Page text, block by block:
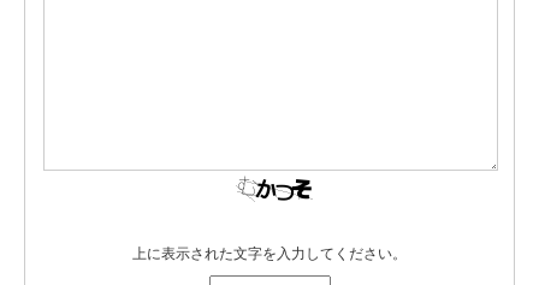
上に表示された文字を入力してください。